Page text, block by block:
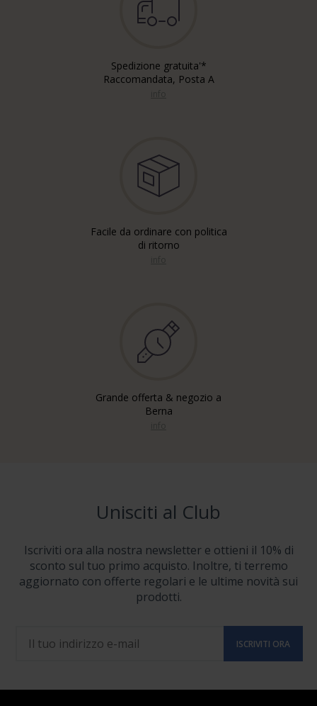
Spedizione gratuita'*
Raccomandata, Posta A
Facile da ordinare con politica
di ritorno
Grande offerta & negozio a
Berna
Unisciti al Club
Iscriviti ora alla nostra newsletter e ottieni il 10% di
sconto sul tuo primo acquisto. Inoltre, ti terremo
aggiornato con offerte regolari e le ultime novità sui
prodotti.